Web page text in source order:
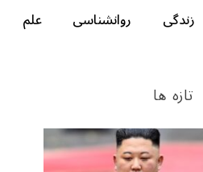
زندگی روانشناسی علم
تازه ها